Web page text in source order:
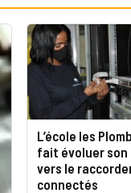
L’école les
fait évoluer
vers le
connectés